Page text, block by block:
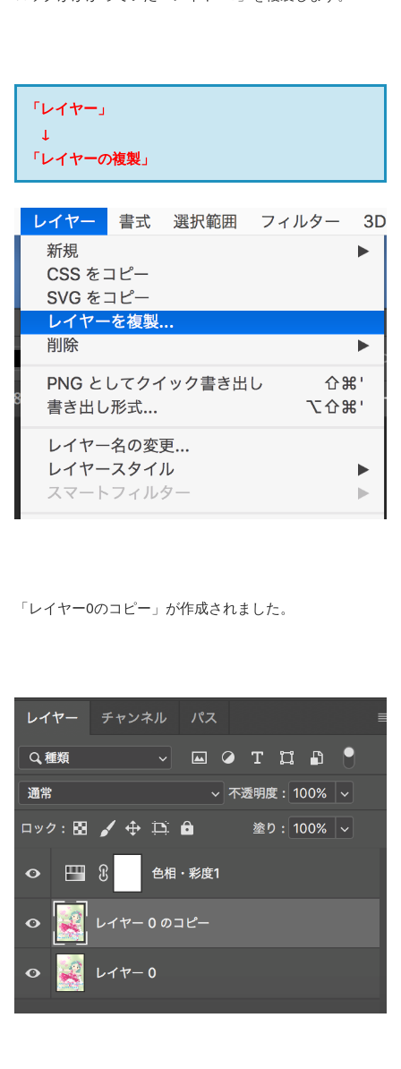
「レイヤー」
↓
「レイヤーの複製」
「レイヤー0のコピー」が作成されました。